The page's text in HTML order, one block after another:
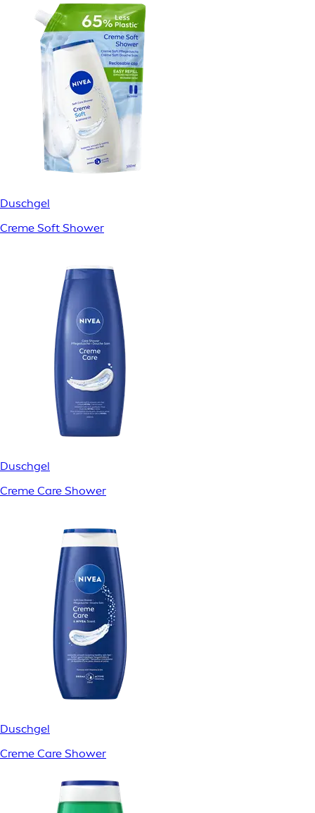
Duschgel
Creme Soft Shower
Duschgel
Creme Care Shower
Duschgel
Creme Care Shower